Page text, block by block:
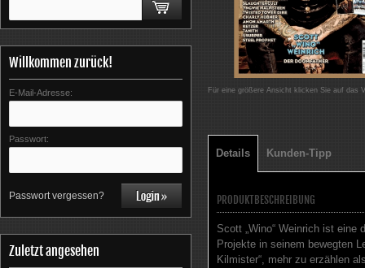
Willkommen zurück!
E-Mail-Adresse:
Passwort:
Passwort vergessen?
Zuletzt angesehen
Für eine größere Ansicht klicken Sie auf das
Details Kunden-Tipp
PRODUKTBESCHREIBUNG
Scott „Wino“ Weinrich ist eine
Projekte in seinem bewegten
Kilmister“, mehr zu erzählen